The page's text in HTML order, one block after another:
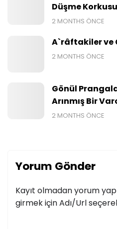
Düşme Korkusu
2 MONTHS ÖNCE
A`râftakiler ve
2 MONTHS ÖNCE
Gönül
Arınmış Bir
2 MONTHS ÖNCE
Yorum Gönder
Kayıt olmadan yorum
girmek için Adı/Url